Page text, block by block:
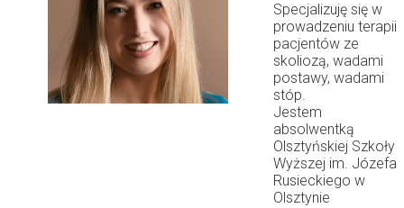
Specjalizuję się w
prowadzeniu terapii
pacjentów ze
skoliozą, wadami
postawy, wadami
stóp.
Jestem
absolwentką
Olsztyńskiej Szkoły
Wyższej im. Józefa
Rusieckiego w
Olsztynie